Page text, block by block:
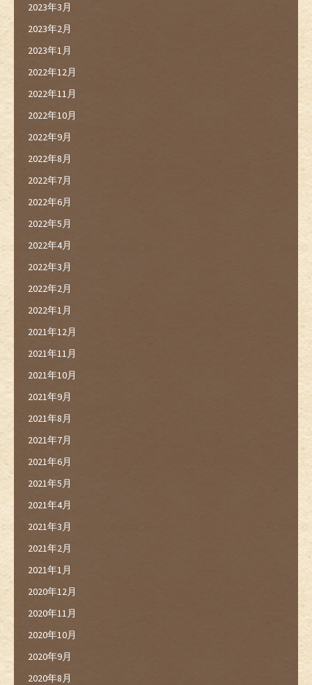
2023年3月
2023年2月
2023年1月
2022年12月
2022年11月
2022年10月
2022年9月
2022年8月
2022年7月
2022年6月
2022年5月
2022年4月
2022年3月
2022年2月
2022年1月
2021年12月
2021年11月
2021年10月
2021年9月
2021年8月
2021年7月
2021年6月
2021年5月
2021年4月
2021年3月
2021年2月
2021年1月
2020年12月
2020年11月
2020年10月
2020年9月
2020年8月